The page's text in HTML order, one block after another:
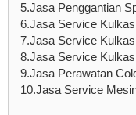
5.Jasa Penggantian
6.Jasa Service
7.Jasa Service
8.Jasa Service
9.Jasa Perawatan
10.Jasa Service